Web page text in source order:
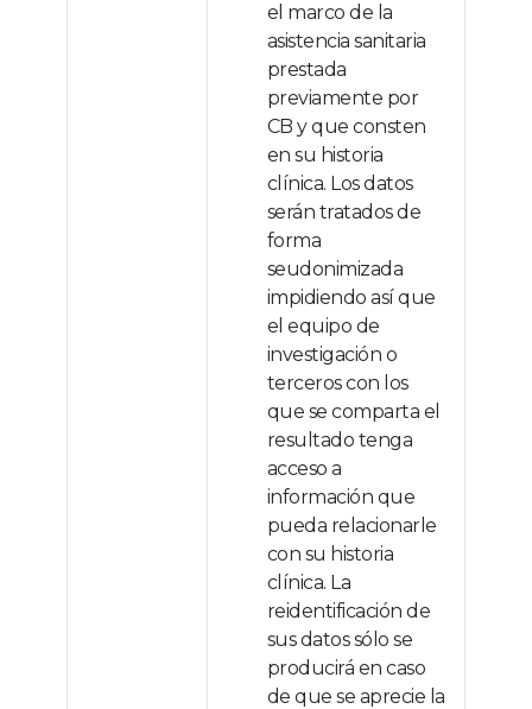
el marco de la
asistencia sanitaria
prestada
previamente por
CB y que consten
en su historia
clínica. Los datos
serán tratados de
forma
seudonimizada
impidiendo así que
el equipo de
investigación o
terceros con los
que se comparta el
resultado tenga
acceso a
información que
pueda relacionarle
con su historia
clínica. La
reidentificación de
sus datos sólo se
producirá en caso
de que se aprecie la